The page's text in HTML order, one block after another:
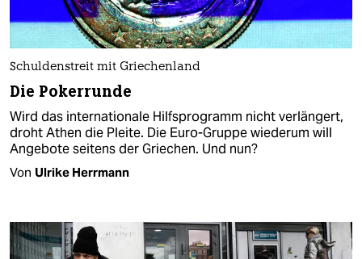
Schuldenstreit mit Griechenland
Die Pokerrunde
Wird das internationale Hilfsprogramm nicht verlängert,
droht Athen die Pleite. Die Euro-Gruppe wiederum will
Angebote seitens der Griechen. Und nun?
Von Ulrike Herrmann